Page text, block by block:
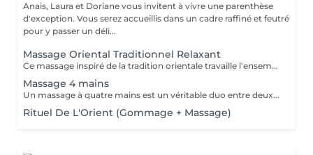
Anais, Laura et Doriane vous invitent à vivre une parenthèse
d'exception. Vous serez accueillis dans un cadre raffiné et feutré
pour y passer un déli...
Massage Oriental Traditionnel Relaxant
Ce massage inspiré de la tradition orientale travaille l'ensemble du corps avec de l'huile d'argon chauffée et délicatement parfumée. Les mains expertes de la praticienne insistent sur les points de tensions pour éliminer toxines et douleurs musculaire, et vous procurer un état de bien-être.
Massage 4 mains
Un massage à quatre mains est un véritable duo entre deux praticiens, les mêmes régions sont massées simultanément : Ils travaillent en harmonie et en synergie totale sur les mêmes zones du corps au même moment, et en synchronisant leurs mouvements de façon très précise.
Rituel De L'Orient (Gommage + Massage)